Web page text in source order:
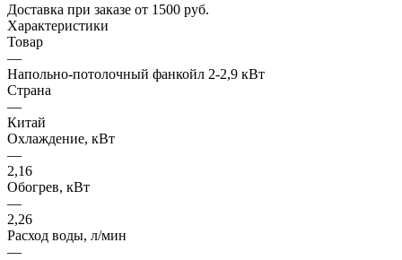
Доставка при заказе от 1500 руб.
Характеристики
Товар
—
Напольно-потолочный фанкойл 2-2,9 кВт
Страна
—
Китай
Охлаждение, кВт
—
2,16
Обогрев, кВт
—
2,26
Расход воды, л/мин
—